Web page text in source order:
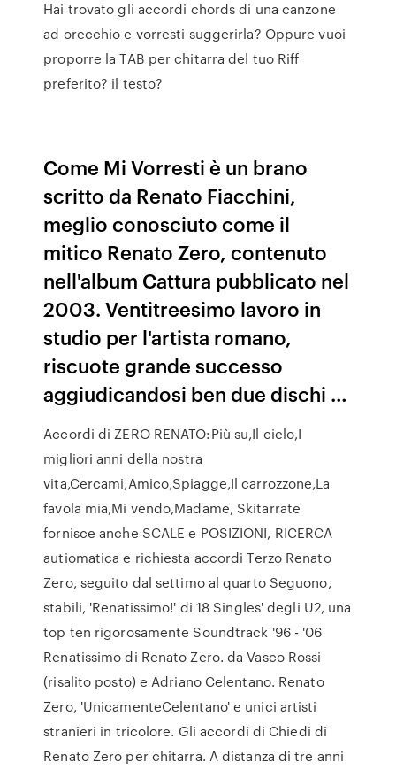
Hai trovato gli accordi chords di una canzone
ad orecchio e vorresti suggerirla? Oppure vuoi
proporre la TAB per chitarra del tuo Riff
preferito? il testo?
Come Mi Vorresti è un brano
scritto da Renato Fiacchini,
meglio conosciuto come il
mitico Renato Zero, contenuto
nell'album Cattura pubblicato nel
2003. Ventitreesimo lavoro in
studio per l'artista romano,
riscuote grande successo
aggiudicandosi ben due dischi …
Accordi di ZERO RENATO:Più su,Il cielo,I
migliori anni della nostra
vita,Cercami,Amico,Spiagge,Il carrozzone,La
favola mia,Mi vendo,Madame, Skitarrate
fornisce anche SCALE e POSIZIONI, RICERCA
autiomatica e richiesta accordi Terzo Renato
Zero, seguito dal settimo al quarto Seguono,
stabili, 'Renatissimo!' di 18 Singles' degli U2, una
top ten rigorosamente Soundtrack '96 - '06
Renatissimo di Renato Zero. da Vasco Rossi
(risalito posto) e Adriano Celentano. Renato
Zero, 'UnicamenteCelentano' e unici artisti
stranieri in tricolore. Gli accordi di Chiedi di
Renato Zero per chitarra. A distanza di tre anni